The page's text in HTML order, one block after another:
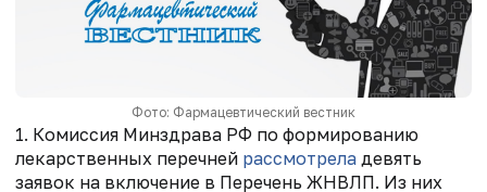
Фото: Фармацевтический вестник
1. Комиссия Минздрава РФ по формированию
лекарственных перечней рассмотрела девять
заявок на включение в Перечень ЖНВЛП. Из них